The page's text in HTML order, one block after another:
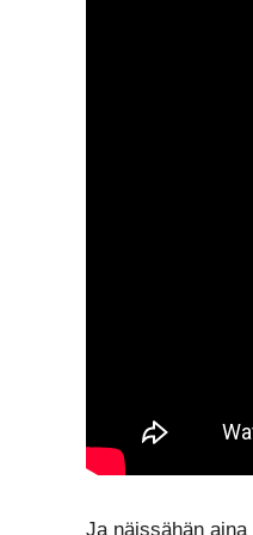
Ja näissähän